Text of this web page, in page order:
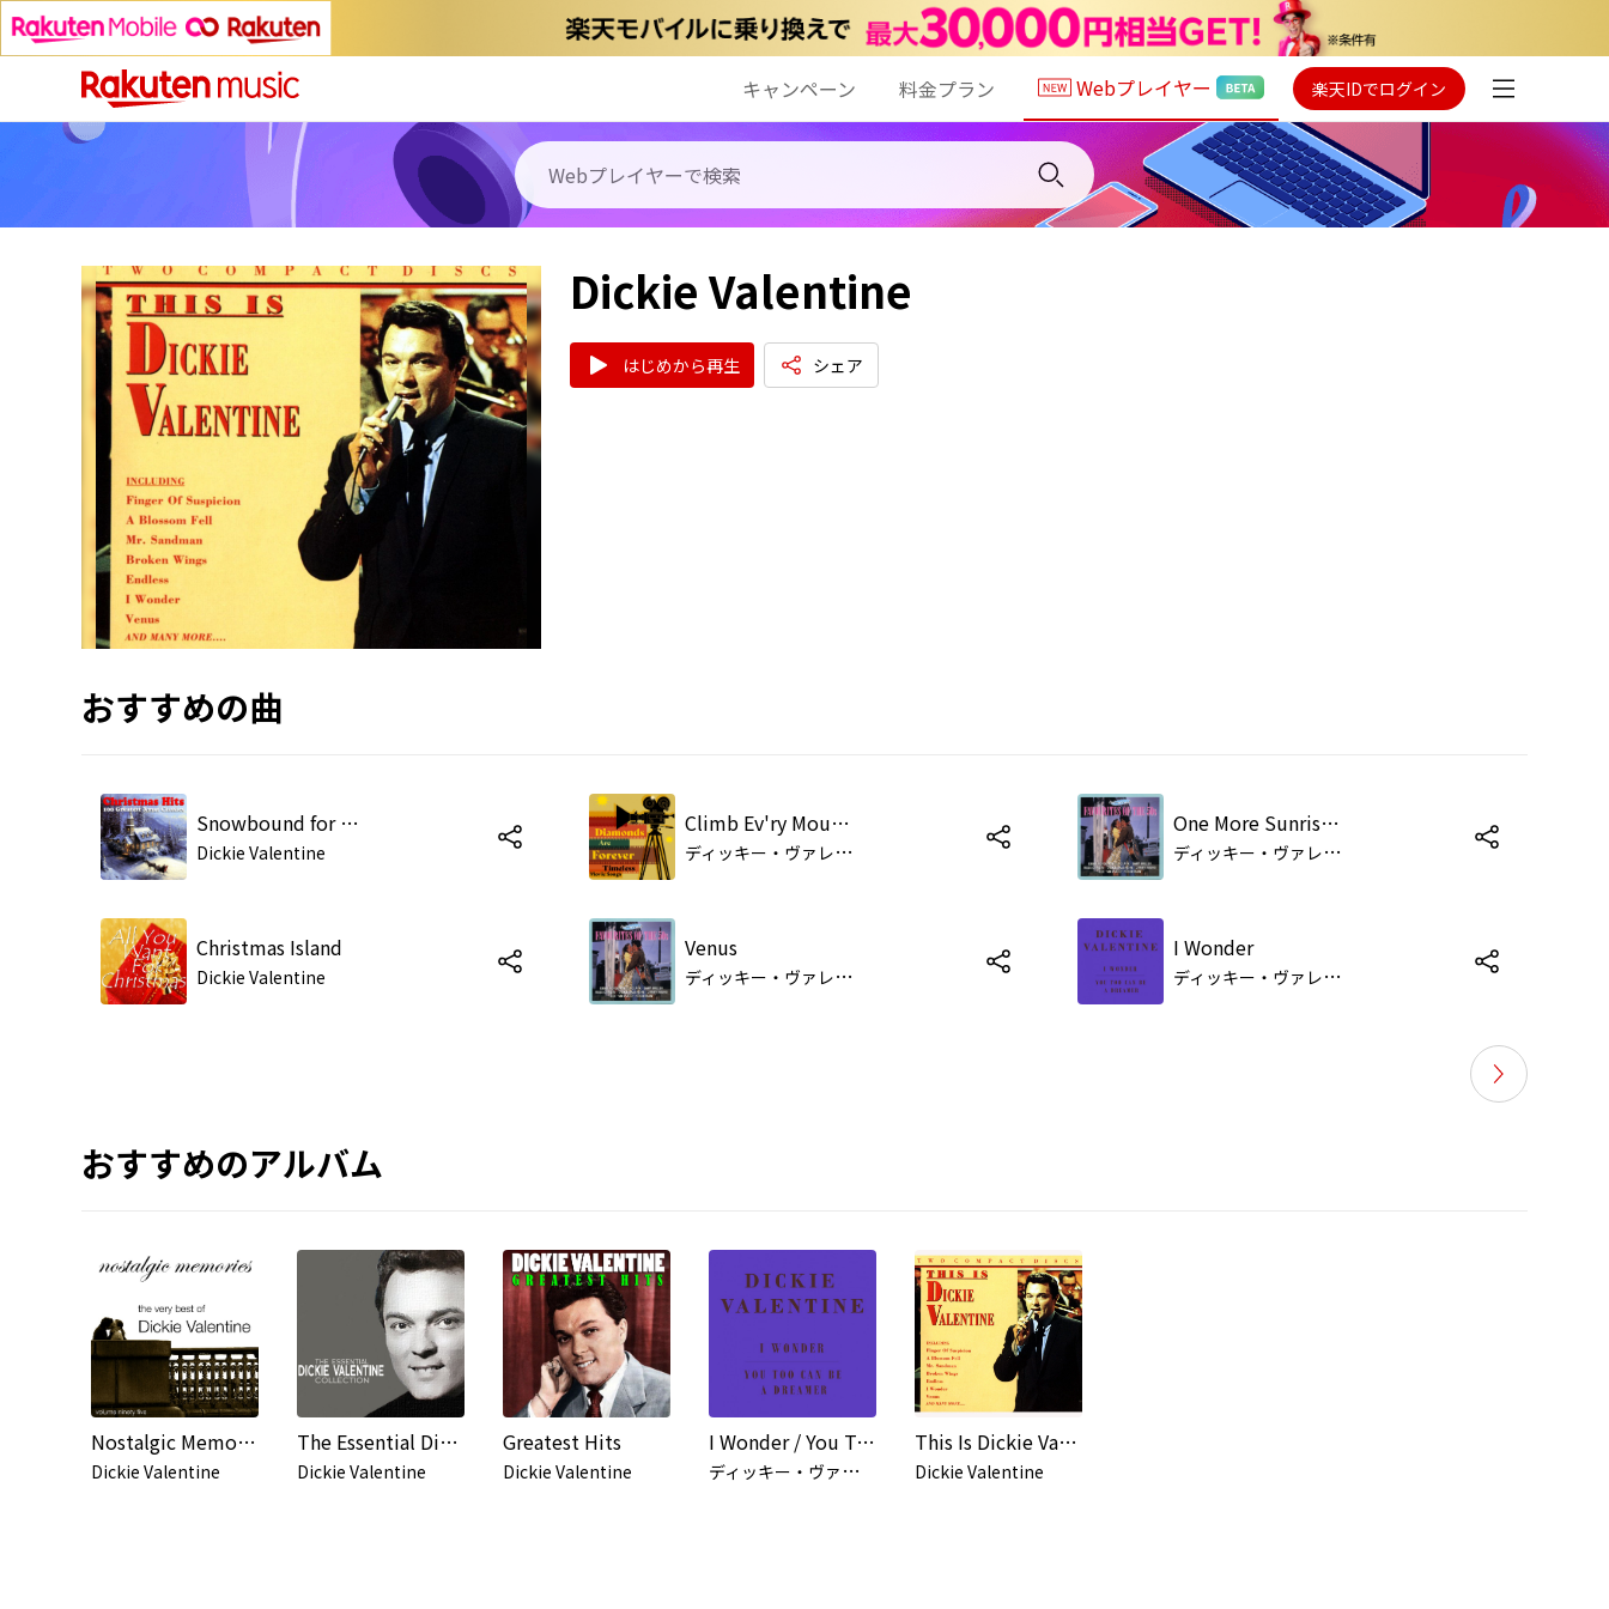
キャンペーン 料金プラン Webプレイヤー 楽天IDでログイン
Dickie Valentine
はじめから再生 シェア
おすすめの曲
Snowbound for Christmas
Dickie Valentine
Christmas Island
Dickie Valentine
Climb Ev'ry Mountain
デ
ィッキー・ヴァレンタイン
Venus
デ
ィッキー・ヴァレンタイン
One More Sunrise (Morgen)
デ
ィッキー・ヴァレンタイン
I Wonder
デ
ィッキー・ヴァレンタイン
おすすめのアルバム
Nostalgic Memories-The Very Best of Dickie Valentine-Vol. 95
Dickie Valentine
The Essential Dickie Valentine Collection
Dickie Valentine
Greatest Hits
Dickie Valentine
I Wonder / You Too Can Be A Dreamer
デ
ィッキー・ヴァレンタイン
This Is Dickie Valentine
Dickie Valentine